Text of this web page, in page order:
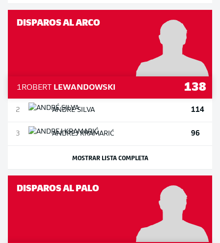
DISPAROS AL ARCO
1ROBERT LEWANDOWSKI 138
2 ANDRÉSILVA 114
3 ANDREJKRAMARIĆ 96
MOSTRAR LISTA COMPLETA
DISPAROS AL PALO